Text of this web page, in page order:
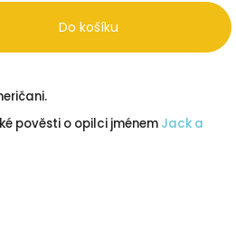
Do košíku
pověsti o opilci jménem Jack a